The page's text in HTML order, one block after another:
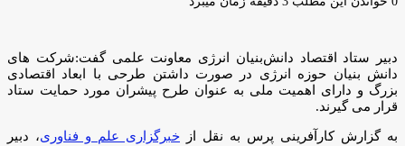
دبیر ستاد اقتصاد دانش‌بنیان انرژی معاونت علمی گفت:شرکت های
دانش بنیان حوزه انرژی در صورت داشتن طرحی با ابعاد اقتصادی
بزرگ و دارای اهمیت ملی به عنوان طرح پیشران مورد حمایت ستاد
قرار می گیرند.
به گزارش کارآفرینی پرس به نقل از خبرگزاری علم و فناوری، دبیر